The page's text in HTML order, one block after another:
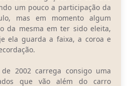
um pouco a participação da
mas em momento algum
da mesma em ter sido eleita,
ela guarda a faixa, a coroa e
2002 carrega consigo uma
que vão além do carro